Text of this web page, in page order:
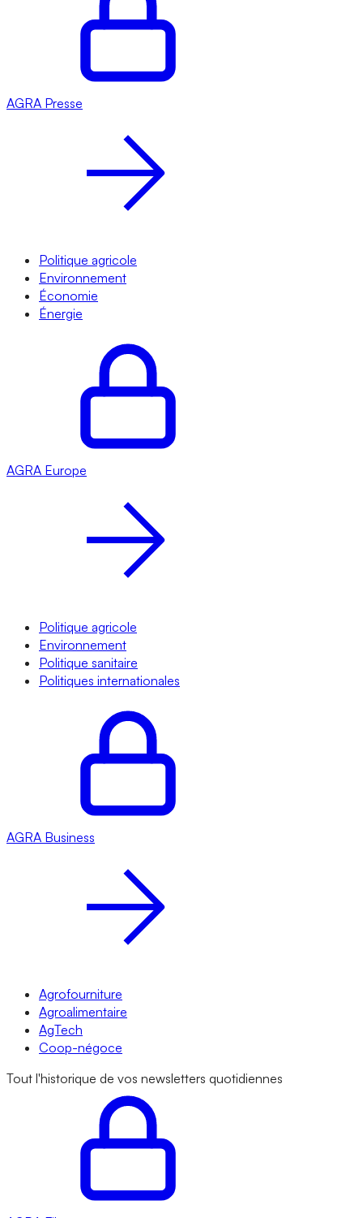
AGRA Presse
Politique agricole
Environnement
Économie
Énergie
AGRA Europe
Politique agricole
Environnement
Politique sanitaire
Politiques internationales
AGRA Business
Agrofourniture
Agroalimentaire
AgTech
Coop-négoce
Tout l'historique de vos newsletters quotidiennes